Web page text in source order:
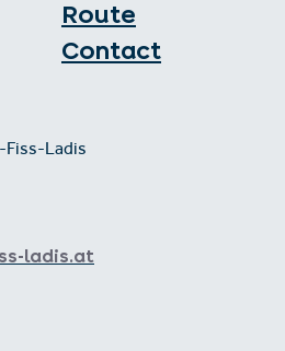
Route
Contact
Fiss-Ladis
ladis.at